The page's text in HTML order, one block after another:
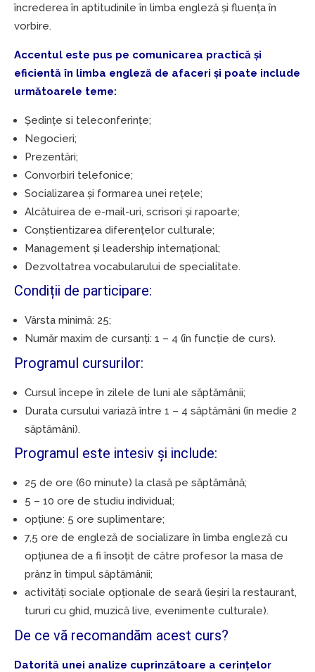
încrederea în aptitudinile în limba engleză și fluența în
vorbire.
Accentul este pus pe comunicarea practică și
eficientă în limba engleză de afaceri și poate include
următoarele teme:
Ședințe si teleconferințe;
Negocieri;
Prezentări;
Convorbiri telefonice;
Socializarea și formarea unei rețele;
Alcătuirea de e-mail-uri, scrisori și rapoarte;
Conștientizarea diferențelor culturale;
Management și leadership internațional;
Dezvoltatrea vocabularului de specialitate.
Condiții de participare:
Vârsta minimă: 25;
Număr maxim de cursanți: 1 – 4 (în funcție de curs).
Programul cursurilor:
Cursul începe în zilele de luni ale săptămânii;
Durata cursului variază între 1 – 4 săptămâni (în medie 2
săptămâni).
Programul este intesiv și include:
25 de ore (60 minute) la clasă pe săptămână;
5 – 10 ore de studiu individual;
opțiune: 5 ore suplimentare;
7,5 ore de engleză de socializare în limba engleză cu
opțiunea de a fi însoțit de către profesor la masa de
prânz în timpul săptămânii;
activități sociale opționale de seară (ieșiri la restaurant,
tururi cu ghid, muzică live, evenimente culturale).
De ce vă recomandăm acest curs?
Datorită unei analize cuprinzătoare a cerințelor